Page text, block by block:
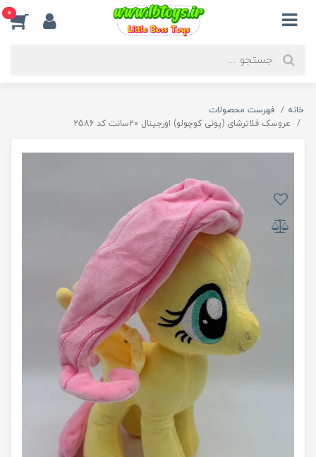
0
خانه
فهرست محصولات
عروسک فلاترشای (پونی کوچولو) اورجینال 20سانت کد 2586